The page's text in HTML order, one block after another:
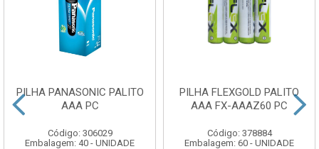
PILHA PANASONIC PALITO
AAA PC
Código: 306029
Embalagem: 40 - UNIDADE
PILHA FLEXGOLD PALITO
AAA FX-AAAZ60 PC
Código: 378884
Embalagem: 60 - UNIDADE